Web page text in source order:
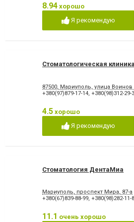
8.94 хорошо
Я рекомендую
Стоматологическая
87500, Мариуполь, улица
+380(97)879-17-14, +380(98)312-29-
4.5 хорошо
Я рекомендую
Стоматология ДентаМиа
Мариуполь, проспект Мира, 87-а
+380(67)839-88-99, +380(98)282-11-
11.1 очень хорошо